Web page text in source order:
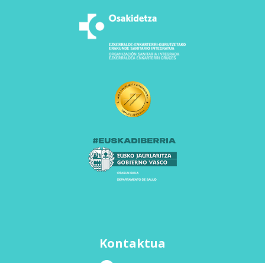
Kontaktua